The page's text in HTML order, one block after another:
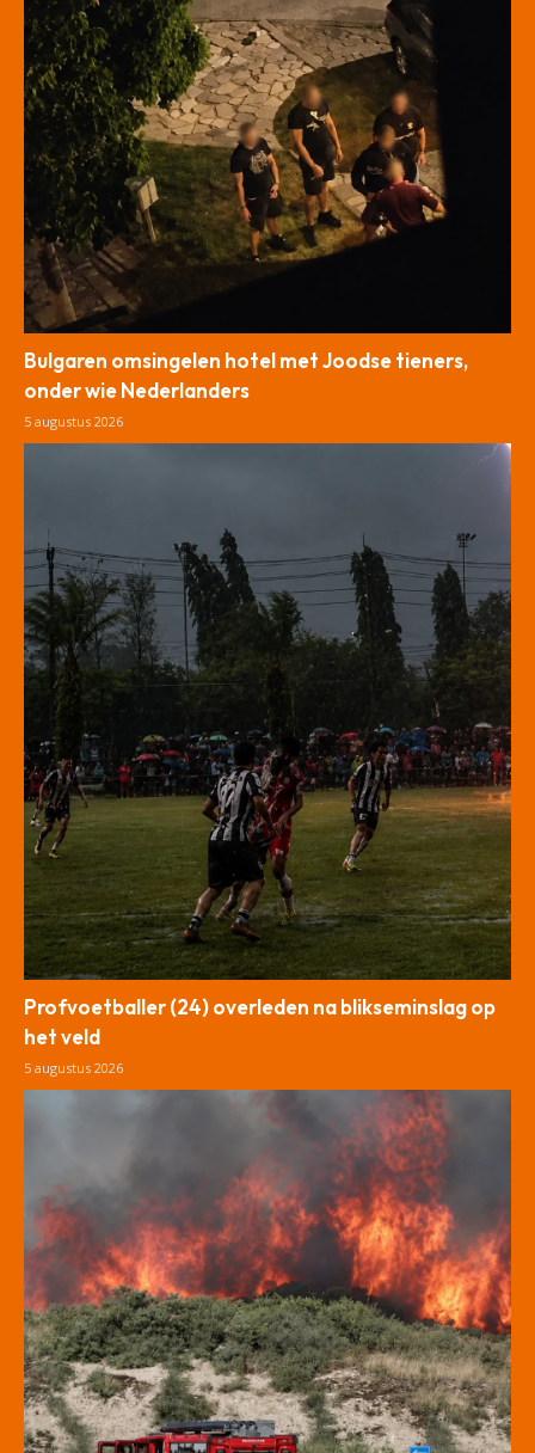
Bulgaren omsingelen hotel met Joodse tieners,
onder wie Nederlanders
5 augustus 2026
Profvoetballer (24) overleden na blikseminslag op
het veld
5 augustus 2026